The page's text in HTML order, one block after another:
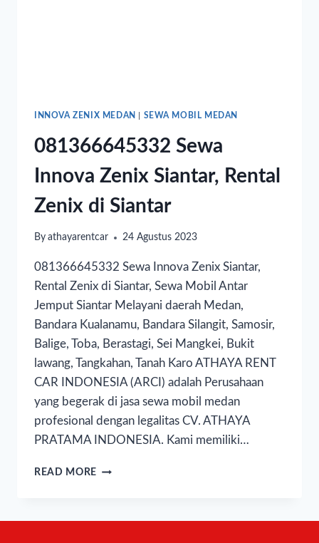
INNOVA ZENIX MEDAN SEWA MOBIL MEDAN
081366645332 Sewa
Innova Zenix Siantar, Rental
Zenix di Siantar
By athayarentcar 24 Agustus 2023
081366645332 Sewa Innova Zenix Siantar,
Rental Zenix di Siantar, Sewa Mobil Antar
Jemput Siantar Melayani daerah Medan,
Bandara Kualanamu, Bandara Silangit, Samosir,
Balige, Toba, Berastagi, Sei Mangkei, Bukit
lawang, Tangkahan, Tanah Karo ATHAYA RENT
CAR INDONESIA (ARCI) adalah Perusahaan
yang begerak di jasa sewa mobil medan
profesional dengan legalitas CV. ATHAYA
PRATAMA INDONESIA. Kami memiliki…
READ MORE